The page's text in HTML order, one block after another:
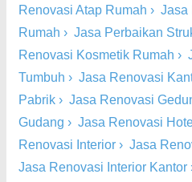
Renovasi Atap Rumah › Jasa
Rumah › Jasa Perbaikan
Renovasi Kosmetik Rumah ›
Tumbuh › Jasa Renovasi
Pabrik › Jasa Renovasi
Gudang › Jasa Renovasi
Renovasi Interior › Jasa
Jasa Renovasi Interior Kantor